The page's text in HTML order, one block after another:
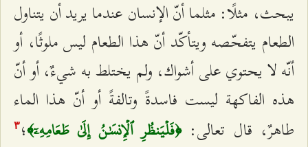
يبحث، مثلًا: مثلما أنّ الإنسان عندما يريد أن يتناول
الطعام يتفحّصه ويتأكّد أنّ هذا الطعام ليس ملوثًا، أو
أنّه لا يحتوي على أشواك، ولم يختلط به شيءٌ، أو أنّ
هذه الفاكهة ليست فاسدةً وتالفةً أو أنّ هذا الماء
طاهرٌ، قال تعالى:﴿فَلۡيَنظُرِ ٱلۡإِنسَٰنُ إِلَىٰ طَعَامِهِۦٓ﴾؛٣